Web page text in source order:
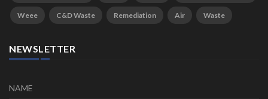
Weee C&D Waste Remediation Air Waste
NEWSLETTER